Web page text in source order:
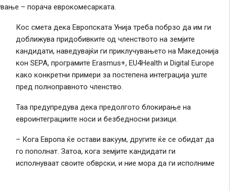
– порача еврокомесарката.
Кос смета дека Европската Унија треба побрзо да им ги
доближува придобивките од членството на земјите
кандидати, наведувајќи ги приклучувањето на Македонија
кон SEPA, програмите Erasmus+, EU4Health и Digital Europe
како конкретни примери за постепена интеграција уште
пред полноправното членство.
Таа предупредува дека предолгото блокирање на
евроинтеграциите носи и безбедносни ризици.
– Кога Европа ќе остави вакуум, другите ќе се обидат да
го пополнат. Затоа, кога земјите кандидати ги
исполнуваат своите обврски, и ние мора да ги исполниме